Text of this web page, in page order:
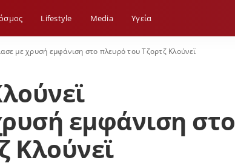
Lifestyle Media Yγεία
με χρυσή εμφάνιση στο πλευρό του Τζορτζ Κλούνεϊ
εμφάνιση στο
Κλούνεϊ